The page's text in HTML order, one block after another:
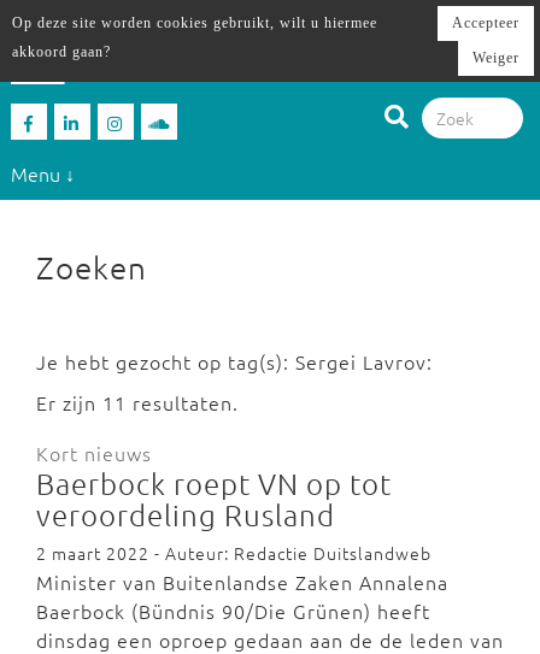
Menu ↓
Zoeken
Je hebt gezocht op tag(s): Sergei Lavrov:
Er zijn 11 resultaten.
Kort nieuws
Baerbock roept VN op tot
veroordeling Rusland
2 maart 2022 - Auteur: Redactie Duitslandweb
Minister van Buitenlandse Zaken Annalena
Baerbock (Bündnis 90/Die Grünen) heeft
dinsdag een oproep gedaan aan de de leden van
Op deze site worden cookies gebruikt, wilt u hiermee
akkoord gaan?
Accepteer
Weiger